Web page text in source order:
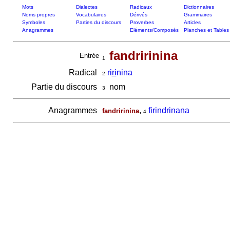
Mots Dialectes Radicaux
Dictionnaires
Noms propres
Vocabulaires Dérivés
Grammaires
Symboles
Parties du discours Proverbes
Articles
Anagrammes
Eléments/Composés Planches et Tables
Entrée 1 fandririnina
Radical 2 ririnina
Partie du discours
3 nom
Anagrammes fandririnina, 4 firindrinana